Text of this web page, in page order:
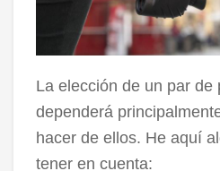
La elección de un par de
dependerá
hacer de ellos. He aquí
tener en cuenta: